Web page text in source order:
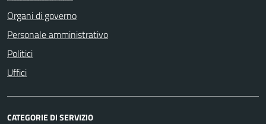
Organi di governo
Personale amministrativo
Politici
Uffici
CATEGORIE DI SERVIZIO